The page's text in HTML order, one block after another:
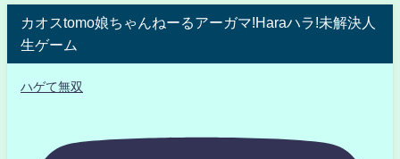
カオスtomo娘ちゃんねーるアーガマ!Haraハラ!未解決人
生ゲーム
ハゲて無双